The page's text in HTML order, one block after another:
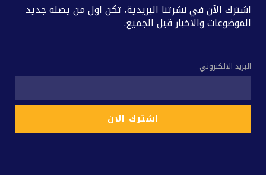
اشترك الآن في نشرتنا البريدية، تكن اول من يصله جديد
الموضوعات والاخبار قبل الجميع.
البريد الالكتروني